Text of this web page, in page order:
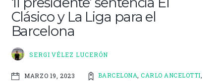
o
k
ti
r
Clásico y La Liga para el
Barcelona
SERGI VÉLEZ LUCERÓN
MARZO 19, 2023 BARCELONA,CARLO ANCELOTTI,